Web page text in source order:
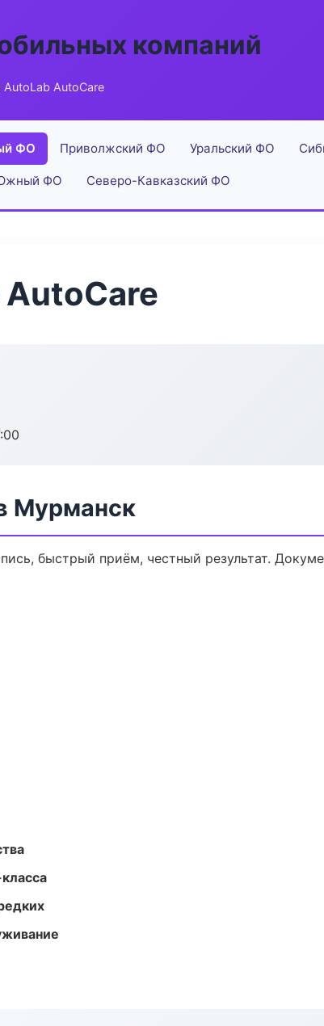
компаний
AutoLab AutoCare
ФО Приволжский ФО Уральский ФО
ФО Северо-Кавказский ФО
Мурманск
быстрый приём, честный результат.